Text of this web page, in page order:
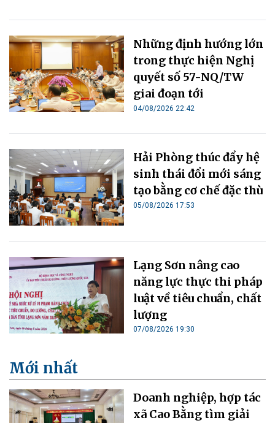
Những định hướng lớn
trong thực hiện Nghị
quyết số 57-NQ/TW
giai đoạn tới
04/08/2026 22:42
Hải Phòng thúc đẩy hệ
sinh thái đổi mới sáng
tạo bằng cơ chế đặc thù
05/08/2026 17:53
Lạng Sơn nâng cao
năng lực thực thi pháp
luật về tiêu chuẩn, chất
lượng
07/08/2026 19:30
Mới nhất
Doanh nghiệp, hợp tác
xã Cao Bằng tìm giải